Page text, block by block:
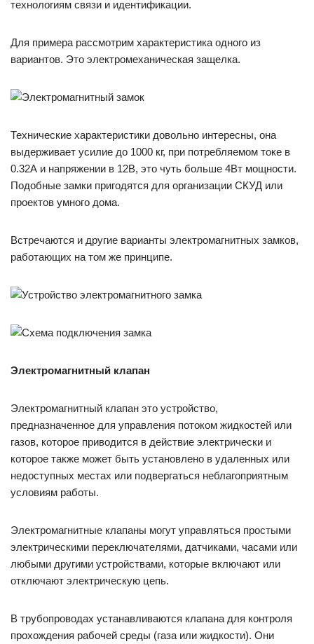
технологиям связи и идентификации.
Для примера рассмотрим характеристика одного из
вариантов. Это электромеханическая защелка.
Технические характеристики довольно интересны, она
выдерживает усилие до 1000 кг, при потребляемом токе в
0.32А и напряжении в 12В, это чуть больше 4Вт мощности.
Подобные замки пригодятся для организации СКУД или
проектов умного дома.
Встречаются и другие варианты электромагнитных замков,
работающих на том же принципе.
Электромагнитный клапан
Электромагнитный клапан это устройство,
предназначенное для управления потоком жидкостей или
газов, которое приводится в действие электрически и
которое также может быть установлено в удаленных или
недоступных местах или подвергаться неблагоприятным
условиям работы.
Электромагнитные клапаны могут управляться простыми
электрическими переключателями, датчиками, часами или
любыми другими устройствами, которые включают или
отключают электрическую цепь.
В трубопроводах устанавливаются клапана для контроля
прохождения рабочей среды (газа или жидкости). Они